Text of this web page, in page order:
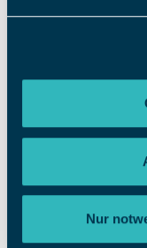
Nur
Zählerstand
24h
kostenlos - nur